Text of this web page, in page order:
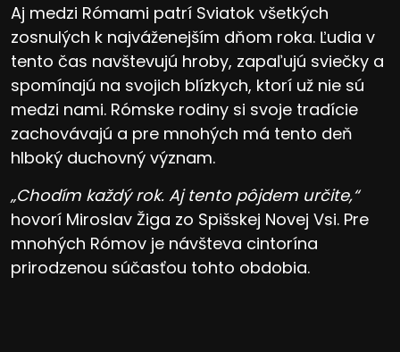
Aj medzi Rómami patrí Sviatok všetkých
zosnulých k najváženejším dňom roka. Ľudia v
tento čas navštevujú hroby, zapaľujú sviečky a
spomínajú na svojich blízkych, ktorí už nie sú
medzi nami. Rómske rodiny si svoje tradície
zachovávajú a pre mnohých má tento deň
hlboký duchovný význam.
„Chodím každý rok. Aj tento pôjdem určite,“
hovorí Miroslav Žiga zo Spišskej Novej Vsi. Pre
mnohých Rómov je návšteva cintorína
prirodzenou súčasťou tohto obdobia.